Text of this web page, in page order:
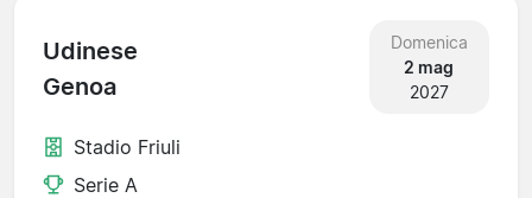
Udinese
Genoa
Domenica
2 mag
2027
Stadio Friuli
Serie A